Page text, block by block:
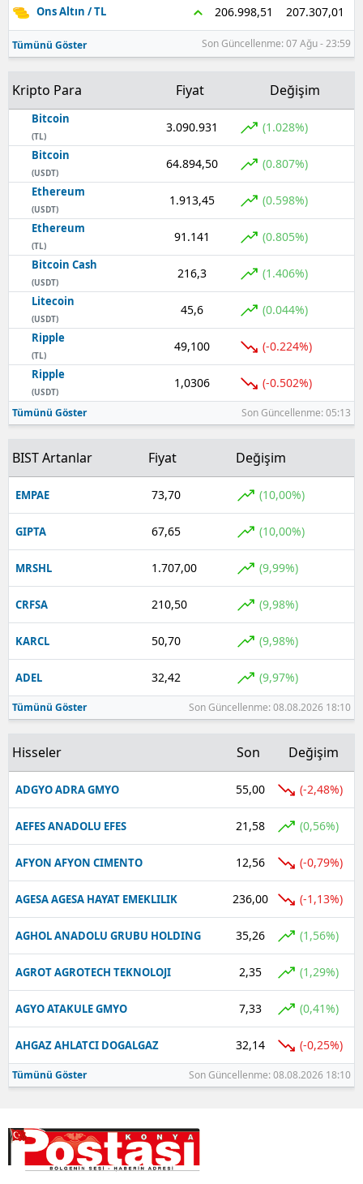
Samsun
Siirt
Sinop
Sivas
Tekirdağ
Tokat
Tunceli
Şanlıurfa
Uşak
Yozgat
Zonguldak
Aksaray
Bayburt
Karaman
Kırıkkale
Şırnak
Bartın
Ardahan
Yalova
Karabük
Kilis
Osmaniye
Düzce
Ons Altın / TL 206.998,51 207.307,01
Tümünü Göster Son Güncellenme: 07 Ağu - 23:59
Kripto Para Fiyat Değişim
Bitcoin
(TL)
3.090.931 (1.028%)
Bitcoin
(USDT)
64.894,50 (0.807%)
Ethereum
(USDT)
1.913,45 (0.598%)
Ethereum
(TL)
91.141 (0.805%)
Bitcoin Cash
(USDT)
216,3 (1.406%)
Litecoin
(USDT)
45,6 (0.044%)
Ripple
(TL)
49,100 (-0.224%)
Ripple
(USDT)
1,0306 (-0.502%)
Tümünü Göster Son Güncellenme: 05:13
BIST Artanlar Fiyat Değişim
EMPAE 73,70 (10,00%)
GIPTA 67,65 (10,00%)
MRSHL 1.707,00 (9,99%)
CRFSA 210,50 (9,98%)
KARCL 50,70 (9,98%)
ADEL 32,42 (9,97%)
Tümünü Göster Son Güncellenme: 08.08.2026 18:10
Hisseler Son Değişim
ADGYO ADRA GMYO 55,00 (-2,48%)
AEFES ANADOLU EFES 21,58 (0,56%)
AFYON AFYON CIMENTO 12,56 (-0,79%)
AGESA AGESA HAYAT EMEKLILIK 236,00 (-1,13%)
AGHOL ANADOLU GRUBU HOLDING 35,26 (1,56%)
AGROT AGROTECH TEKNOLOJI 2,35 (1,29%)
AGYO ATAKULE GMYO 7,33 (0,41%)
AHGAZ AHLATCI DOGALGAZ 32,14 (-0,25%)
Tümünü Göster Son Güncellenme: 08.08.2026 18:10